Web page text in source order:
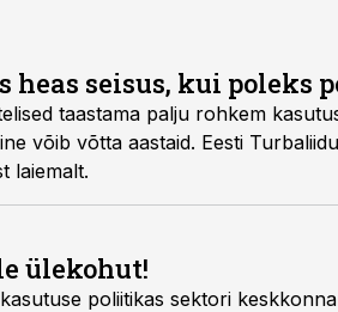
heas seisus, kui
taastama palju rohkem
võib võtta aastaid. Eesti
laiemalt.
ülekohut!
poliitikas sektori